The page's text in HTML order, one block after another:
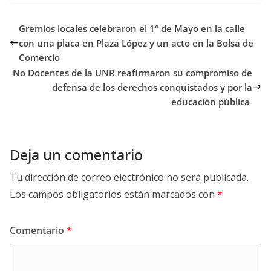
Gremios locales celebraron el 1° de Mayo en la calle
con una placa en Plaza López y un acto en la Bolsa de
Comercio
No Docentes de la UNR reafirmaron su compromiso de
defensa de los derechos conquistados y por la
educación pública
Deja un comentario
Tu dirección de correo electrónico no será publicada.
Los campos obligatorios están marcados con *
Comentario *